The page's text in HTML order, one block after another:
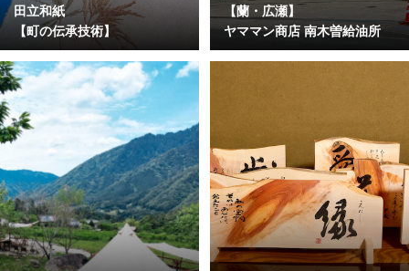
田立和紙
【町の伝承技術】
【蘭・広瀬】
ヤママン商店 南木曽給油所